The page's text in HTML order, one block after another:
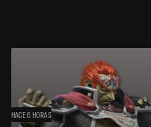
HACE 6 HORAS